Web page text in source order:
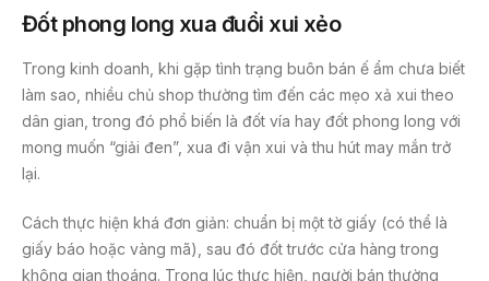
Đốt phong long xua đuổi xui xẻo
Trong kinh doanh, khi gặp tình trạng buôn bán ế ẩm chưa biết
làm sao, nhiều chủ shop thường tìm đến các mẹo xả xui theo
dân gian, trong đó phổ biến là đốt vía hay đốt phong long với
mong muốn “giải đen”, xua đi vận xui và thu hút may mắn trở
lại.
Cách thực hiện khá đơn giản: chuẩn bị một tờ giấy (có thể là
giấy báo hoặc vàng mã), sau đó đốt trước cửa hàng trong
không gian thoáng. Trong lúc thực hiện, người bán thường